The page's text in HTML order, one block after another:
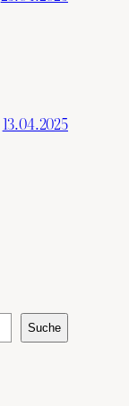
13.04.2025
Suche